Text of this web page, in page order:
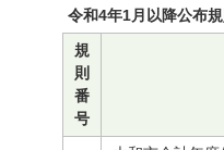
令和4年1月以降公布
規
則
番
号